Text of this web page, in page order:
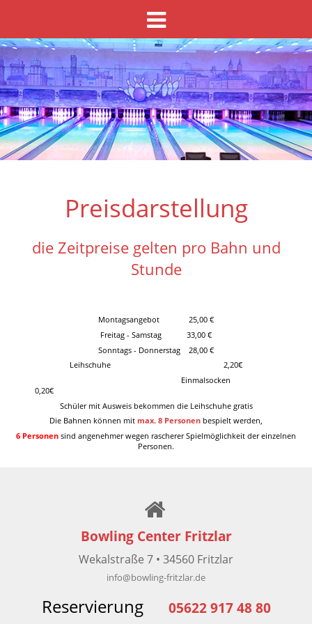
Preisdarstellung
die Zeitpreise gelten pro Bahn und
Stunde
Montagsangebot 25,00 €
Freitag - Samstag 33,00 €
Sonntags - Donnerstag 28,00 €
Leihschuhe 2,20€
Einmalsocken
0,20€
Schüler mit Ausweis bekommen die Leihschuhe gratis
Die Bahnen können mit max. 8 Personen bespielt werden,
6 Personen sind angenehmer wegen rascherer Spielmöglichkeit der einzelnen
Personen.
Bowling Center Fritzlar
Wekalstraße 7 • 34560 Fritzlar
info@bowling-fritzlar.de
Reservierung 05622 917 48 80